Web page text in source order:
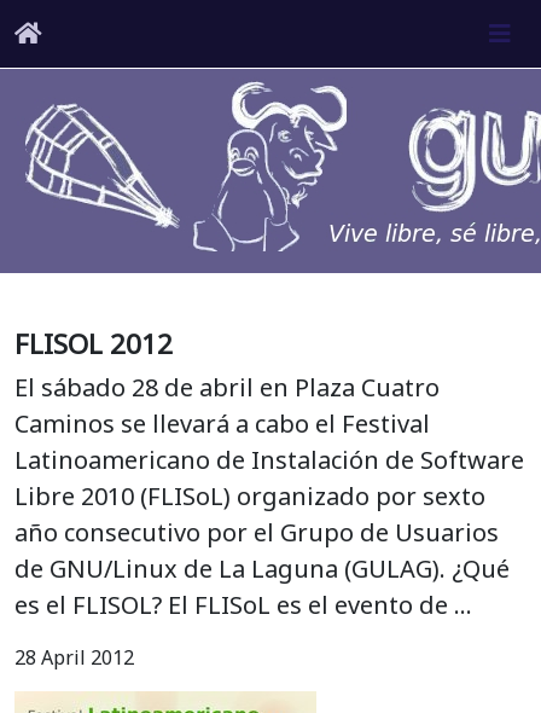
FLISOL 2012
El sábado 28 de abril en Plaza Cuatro
Caminos se llevará a cabo el Festival
Latinoamericano de Instalación de Software
Libre 2010 (FLISoL) organizado por sexto
año consecutivo por el Grupo de Usuarios
de GNU/Linux de La Laguna (GULAG). ¿Qué
es el FLISOL? El FLISoL es el evento de …
28 April 2012